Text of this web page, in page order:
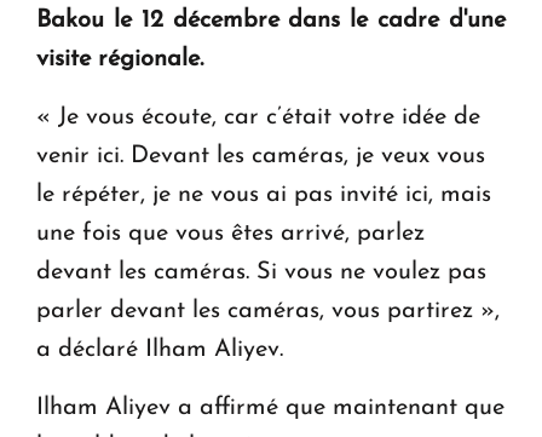
ouvrira ses portes à Dilijan
Bakou le 12 décembre dans le cadre d'une
visite régionale.
« Je vous écoute, car c’était votre idée de
venir ici. Devant les caméras, je veux vous
le répéter, je ne vous ai pas invité ici, mais
une fois que vous êtes arrivé, parlez
devant les caméras. Si vous ne voulez pas
parler devant les caméras, vous partirez »,
a déclaré Ilham Aliyev.
Ilham Aliyev a affirmé que maintenant que